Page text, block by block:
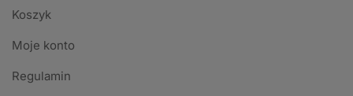
Koszyk
Moje konto
Regulamin